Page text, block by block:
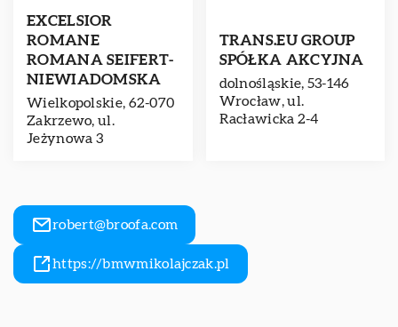
EXCELSIOR
ROMANE
ROMANA SEIFERT-
NIEWIADOMSKA
Wielkopolskie, 62-070
Zakrzewo, ul.
Jeżynowa 3
TRANS.EU GROUP
SPÓŁKA AKCYJNA
dolnośląskie, 53-146
Wrocław, ul.
Racławicka 2-4
robert@broofa.com
https://bmwmikolajczak.pl